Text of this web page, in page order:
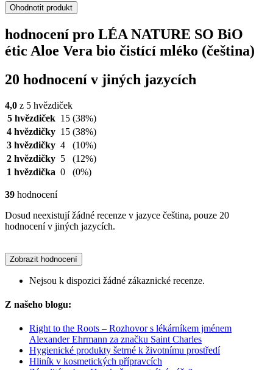
Ohodnotit produkt
hodnocení pro LÉA NATURE SO BiO
étic Aloe Vera bio čistící mléko (čeština)
20 hodnocení v jiných jazycích
4,0 z 5 hvězdiček
5 hvězdiček 15 (38%)
4 hvězdičky 15 (38%)
3 hvězdičky 4
(10%)
2 hvězdičky 5
(12%)
1 hvězdička 0 (0%)
39 hodnocení
Dosud neexistují žádné recenze v jazyce čeština, pouze 20
hodnocení v jiných jazycích.
Zobrazit hodnocení
Nejsou k dispozici žádné zákaznické recenze.
Z našeho blogu:
Right to the Roots – Rozhovor s lékárníkem jménem
Alexander Ehrmann za značku Saint Charles
Hygienické produkty šetrné k životnímu prostředí
Hliník v kosmetických přípravcích